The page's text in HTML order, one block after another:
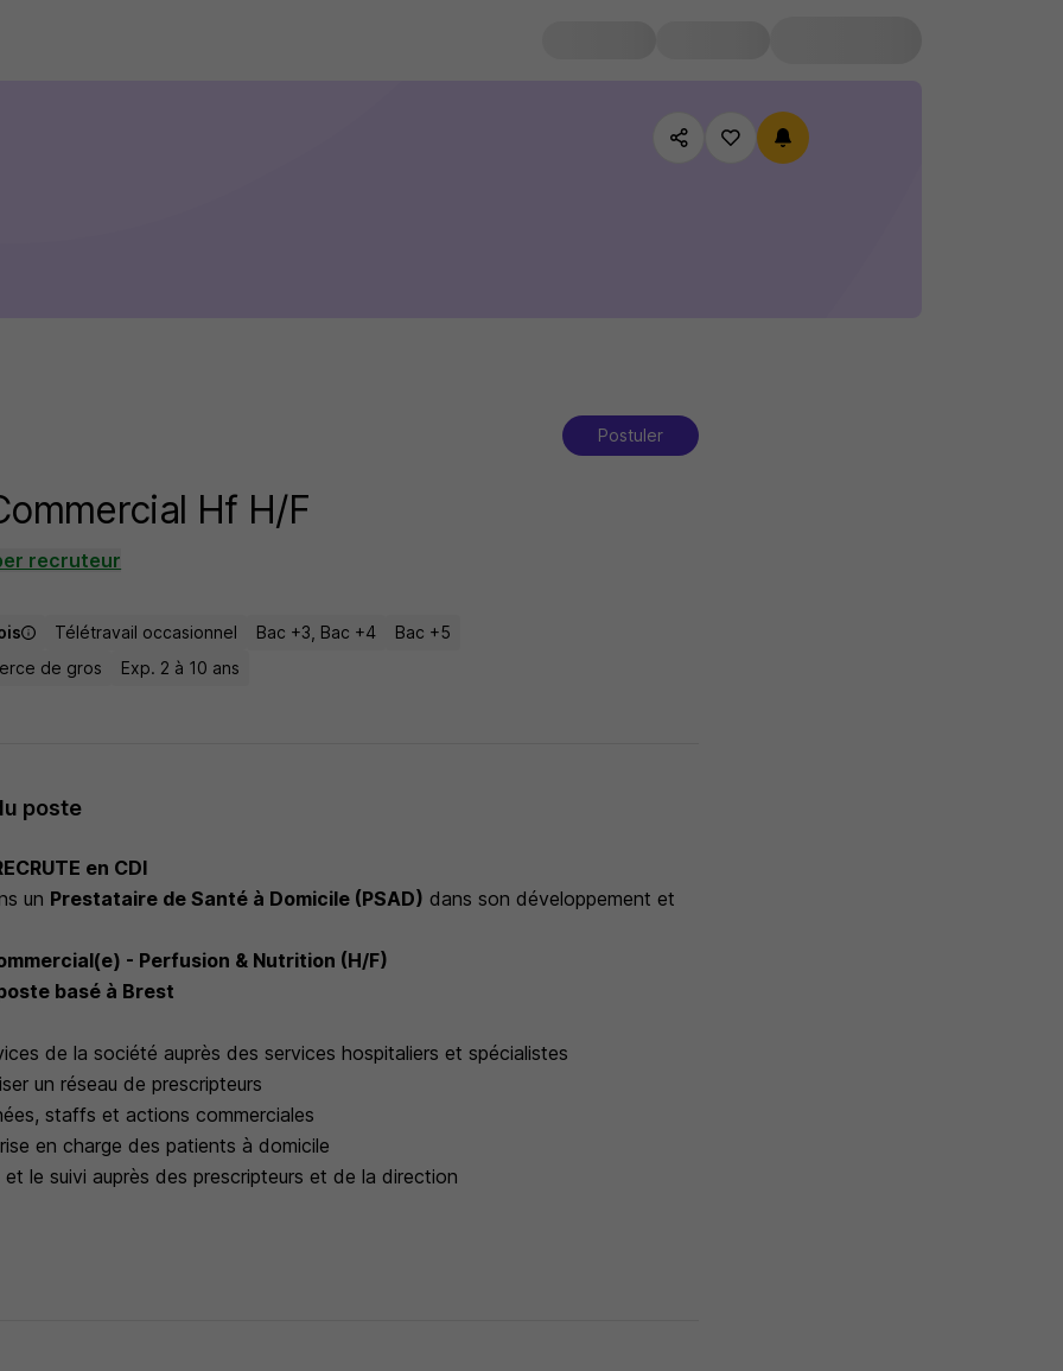
Postuler
Hf H/F
recruteur
Télétravail occasionnel Bac +3, Bac +4
Bac +5
de gros
Exp. 2 à 10 ans
poste
en CDI
un Prestataire de Santé à Domicile (PSAD) dans son développement et
- Perfusion & Nutrition (H/F)
basé à Brest
de la société auprès des services hospitaliers et spécialistes
un réseau de prescripteurs
staffs et actions commerciales
en charge des patients à domicile
et le suivi auprès des prescripteurs et de la direction